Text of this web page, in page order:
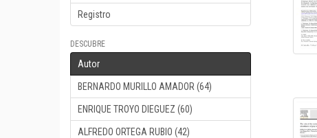
Registro
DESCUBRE
Autor
BERNARDO MURILLO AMADOR (64)
ENRIQUE TROYO DIEGUEZ (60)
ALFREDO ORTEGA RUBIO (42)